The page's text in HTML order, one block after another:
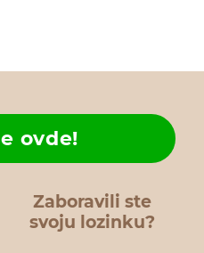
Zaboravili ste
svoju lozinku?
ovde!